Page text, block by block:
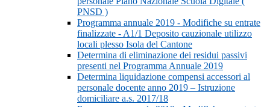
PNSD )
Programma annuale 2019 - Modifiche su entrate
finalizzate - A1/1 Deposito cauzionale utilizzo
locali plesso Isola del Cantone
Determina di eliminazione dei residui passivi
presenti nel Programma Annuale 2019
Determina liquidazione compensi accessori al
personale docente anno 2019 – Istruzione
domiciliare a.s. 2017/18